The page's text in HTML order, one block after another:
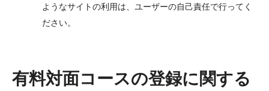
ようなサイトの利用は、ユーザーの自己責任で行ってく
ださい。
有料対面コースの登録に関する